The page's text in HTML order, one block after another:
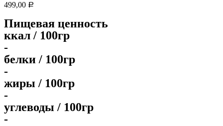
499,00 Р
Пищевая ценность
ккал / 100гр
-
белки / 100гр
-
жиры / 100гр
-
углеводы / 100гр
-